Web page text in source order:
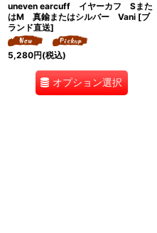
uneven earcuff イヤーカフ Sまた
はM 真鍮またはシルバー Vani [ブ
ランド直送]
5,280円(税込)
オプション選択